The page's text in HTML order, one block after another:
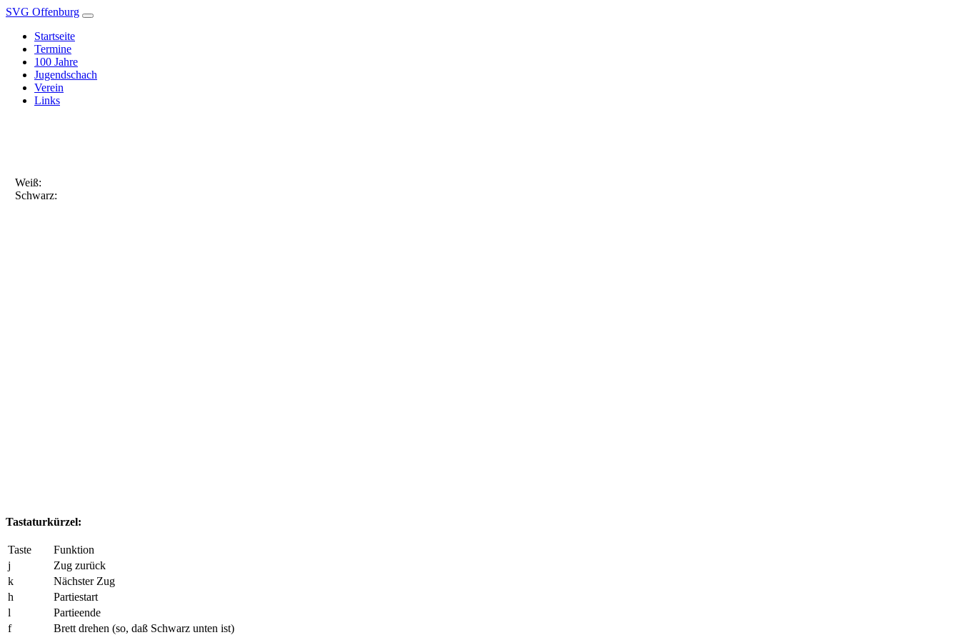
SVG Offenburg
Startseite
Termine
100 Jahre
Jugendschach
Verein
Links
Weiß:
Schwarz:
Tastaturkürzel:
Taste
Funktion
j
Zug zurück
k
Nächster Zug
h
Partiestart
l
Partieende
f
Brett drehen (so, daß Schwarz unten ist)